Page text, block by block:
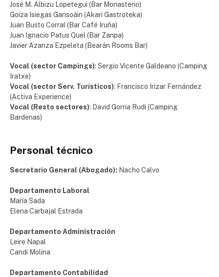
José M. Albizu Lopetegui (Bar Monasterio)
Goiza Isiegas Garisoáin (Akari Gastroteka)
Juan Busto Corral (Bar Café Iruña)
Juan Ignacio Patus Quel (Bar Zanpa)
Javier Azanza Ezpeleta (Bearán Rooms Bar)
Vocal (sector Campings): Sergio Vicente Galdeano (Camping
Iratxe)
Vocal (sector Serv. Turísticos): Francisco Irizar Fernández
(Activa Experience)
Vocal (Resto sectores): David Gorria Rudi (Camping
Bardenas)
Personal técnico
Secretario General (Abogado): Nacho Calvo
Departamento Laboral
María Sada
Elena Carbajal Estrada
Departamento Administración
Leire Napal
Candi Molina
Departamento Contabilidad